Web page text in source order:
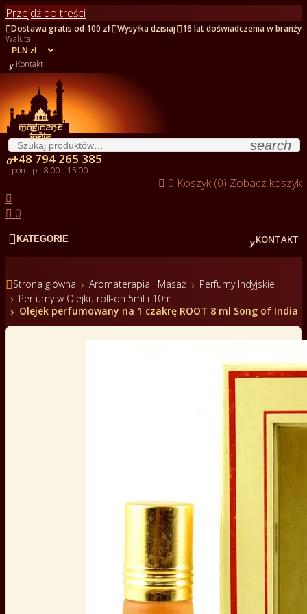
Przejdź do treści
Dostawa gratis od 100 zł Wysyłka dzisiaj 16 lat doświadczenia w branży
Waluta:
 Kontakt
search
+48 794 265 385
pon - pt: 8:00 - 15:00
 0 Koszyk (0) Zobacz koszyk

 0
 KATEGORIE KONTAKT
Strona główna Aromaterapia i Masaż
Perfumy Indyjskie
Perfumy w Olejku roll-on 5ml i 10ml
Olejek perfumowany na 1 czakrę ROOT 8 ml Song of India